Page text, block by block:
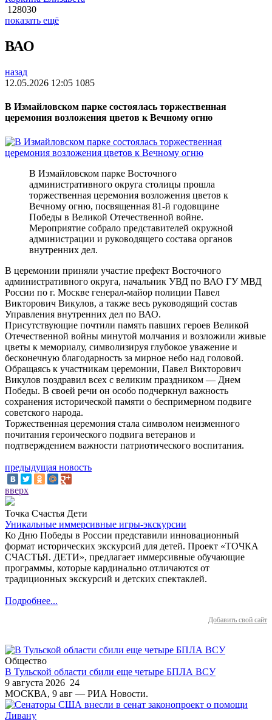
128030
показать ещё
ВАО
назад
12.05.2026 12:05 1085
В Измайловском парке состоялась торжественная
церемония возложения цветов к Вечному огню
В Измайловском парке Восточного
административного округа столицы прошла
торжественная церемония возложения цветов к
Вечному огню, посвященная 81-й годовщине
Победы в Великой Отечественной войне.
Мероприятие собрало представителей окружной
администрации и руководящего состава органов
внутренних дел.
В церемонии приняли участие префект Восточного
административного округа, начальник УВД по ВАО ГУ МВД
России по г. Москве генерал-майор полиции Павел
Викторович Викулов, а также весь руководящий состав
Управления внутренних дел по ВАО.
Присутствующие почтили память павших героев Великой
Отечественной войны минутой молчания и возложили живые
цветы к мемориалу, символизируя глубокое уважение и
бесконечную благодарность за мирное небо над головой.
Обращаясь к участникам церемонии, Павел Викторович
Викулов поздравил всех с великим праздником — Днем
Победы. В своей речи он особо подчеркнул важность
сохранения исторической памяти о беспримерном подвиге
советского народа.
Торжественная церемония стала символом неизменного
почитания героического подвига ветеранов и
подтверждением важности патриотического воспитания.
предыдущая новость
вверх
Точка Счастья Дети
Уникальные иммерсивные игры-экскурсии
Ко Дню Победы в России представили инновационный
формат исторических экскурсий для детей. Проект «ТОЧКА
СЧАСТЬЯ. ДЕТИ», предлагает иммерсивные обучающие
программы, которые кардинально отличаются от
традиционных экскурсий и детских спектаклей.
Подробнее...
Добавить свой сайт
Общество
В Тульской области сбили еще четыре БПЛА ВСУ
9 августа 2026 24
МОСКВА, 9 авг — РИА Новости.